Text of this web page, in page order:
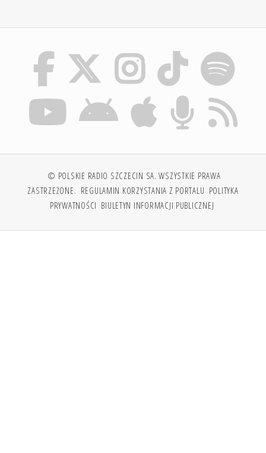
© POLSKIE RADIO SZCZECIN SA. WSZYSTKIE PRAWA
ZASTRZEŻONE. REGULAMIN KORZYSTANIA Z PORTALU POLITYKA
PRYWATNOŚCI BIULETYN INFORMACJI PUBLICZNEJ